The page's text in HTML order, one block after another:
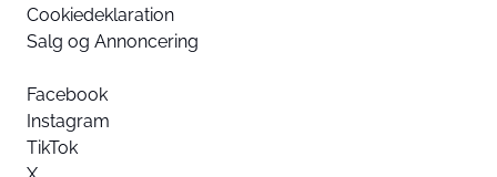
Cookiedeklaration
Salg og Annoncering
Facebook
Instagram
TikTok